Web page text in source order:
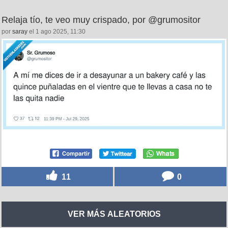
Relaja tío, te veo muy crispado, por @grumositor
por saray el 1 ago 2025, 11:30
11 0
VER MÁS ALEATORIOS